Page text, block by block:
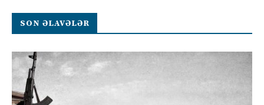
SON ƏLAVƏLƏR